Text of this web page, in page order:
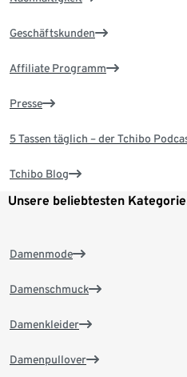
Geschäftskunden
Affiliate Programm
Presse
5 Tassen täglich – der Tchibo
Tchibo Blog
Unsere beliebtesten
Damenmode
Damenschmuck
Damenkleider
Damenpullover